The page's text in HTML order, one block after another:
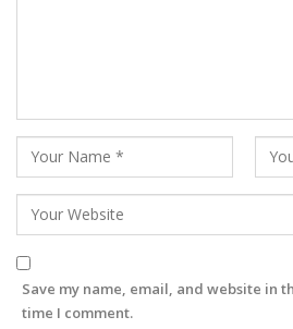
Save my name, email, and website in
time I comment.